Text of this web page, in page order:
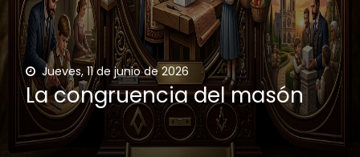
Jueves, 11 de junio de 2026
La congruencia del masón